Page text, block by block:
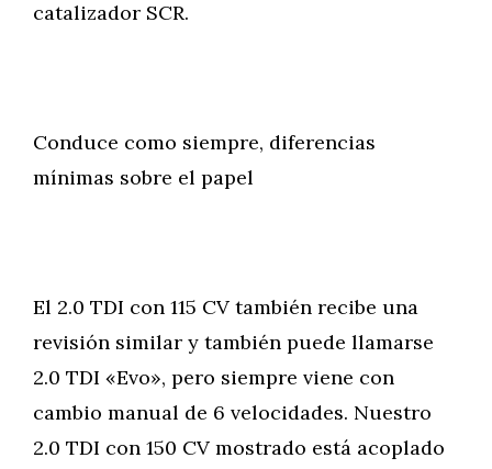
catalizador SCR.
Conduce como siempre, diferencias
mínimas sobre el papel
El 2.0 TDI con 115 CV también recibe una
revisión similar y también puede llamarse
2.0 TDI «Evo», pero siempre viene con
cambio manual de 6 velocidades. Nuestro
2.0 TDI con 150 CV mostrado está acoplado